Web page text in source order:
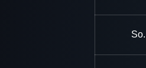
So.